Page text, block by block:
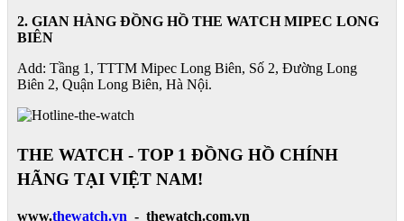
2. GIAN HÀNG ĐỒNG HỒ THE WATCHMIPEC LONG
BIÊN
Add: Tầng 1, TTTM Mipec Long Biên, Số 2, Đường Long
Biên 2, Quận Long Biên, Hà Nội.
THE WATCH - TOP 1 ĐỒNG HỒ CHÍNH
HÃNG TẠI VIỆT NAM!
www.thewatch.vn - thewatch.com.vn